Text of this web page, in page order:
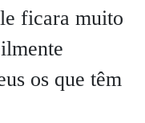
ficara muito
os que têm